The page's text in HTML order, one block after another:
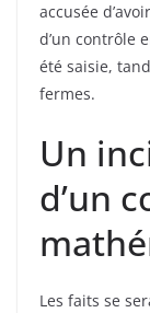
accusée
d’un contrôle
été saisie,
fermes.
Un
d’un
Les faits se